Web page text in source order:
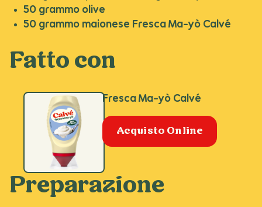
50 grammo olive
50 grammo maionese Fresca Ma-yò Calvé
Fatto con
Fresca Ma-yò Calvé
Acquisto Online
Preparazione